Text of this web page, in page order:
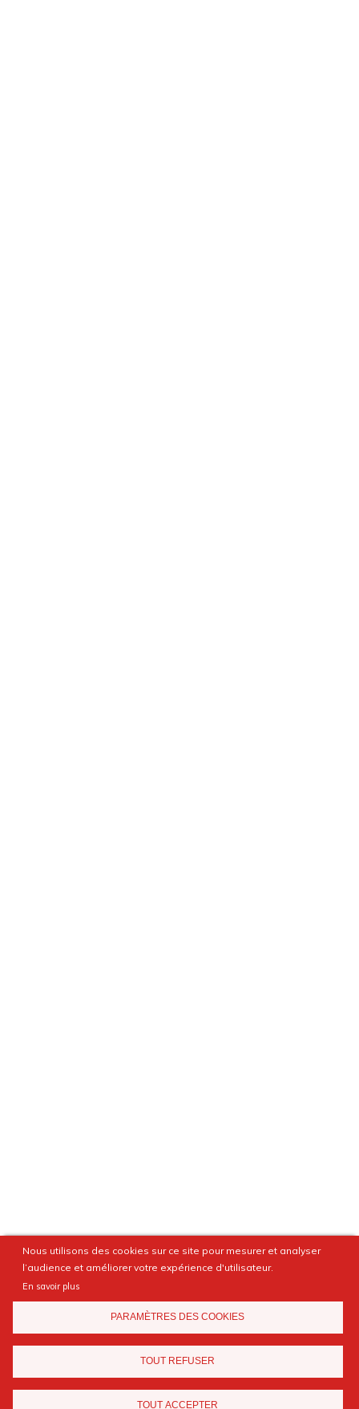
Nous utilisons des cookies sur ce site pour mesurer et analyser
l’audience et améliorer votre expérience d'utilisateur.
En savoir plus
PARAMÈTRES DES COOKIES
TOUT REFUSER
TOUT ACCEPTER